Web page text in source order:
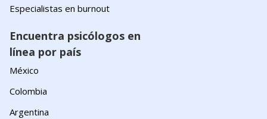
Especialistas en burnout
Encuentra psicólogos en
línea por país
México
Colombia
Argentina